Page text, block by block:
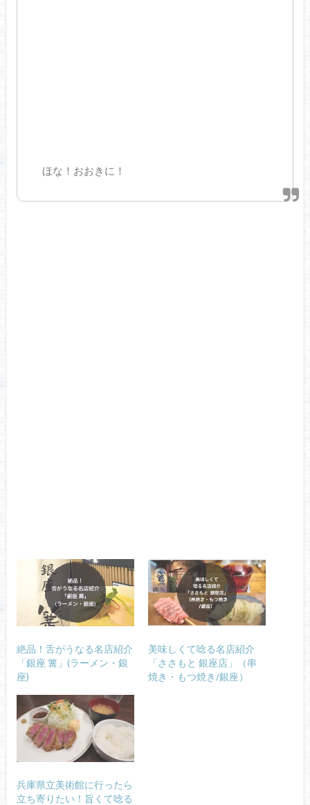
ほな！おおきに！
絶品！舌がうなる名店紹介
「銀座 篝」(ラーメン・銀
座)
美味しくて唸る名店紹介
「ささもと 銀座店」（串
焼き・もつ焼き/銀座）
兵庫県立美術館に行ったら
立ち寄りたい！旨くて唸る